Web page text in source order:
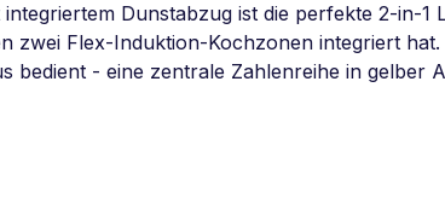
Dunstabzug ist die perfekte 2-in-
Flex-Induktion-Kochzonen integriert
- eine zentrale Zahlenreihe in gelber